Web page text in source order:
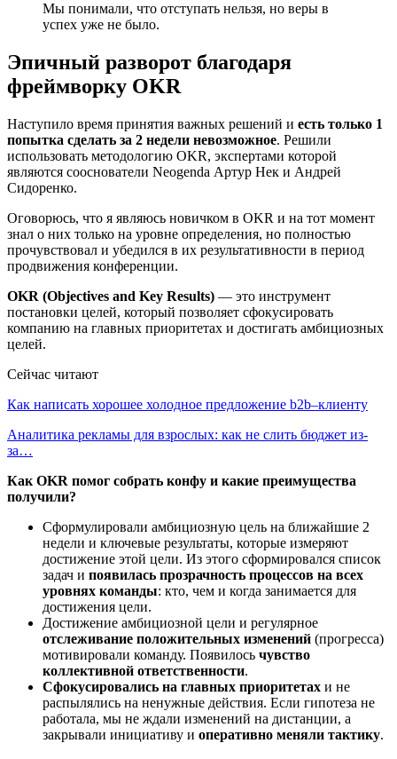
Мы понимали, что отступать нельзя, но веры в
успех уже не было.
Эпичный разворот благодаря
фреймворку OKR
Наступило время принятия важных решений и есть только 1
попытка сделать за 2 недели невозможное. Решили
использовать методологию OKR, экспертами которой
являются сооснователи Neogenda Артур Нек и Андрей
Сидоренко.
Оговорюсь, что я являюсь новичком в OKR и на тот момент
знал о них только на уровне определения, но полностью
прочувствовал и убедился в их результативности в период
продвижения конференции.
OKR (Objectives and Key Results) — это инструмент
постановки целей, который позволяет сфокусировать
компанию на главных приоритетах и достигать амбициозных
целей.
Сейчас читают
Как написать хорошее холодное предложение b2b–клиенту
Аналитика рекламы для взрослых: как не слить бюджет из-
за…
Как OKR помог собрать конфу и какие преимущества
получили?
Сформулировали амбициозную цель на ближайшие 2
недели и ключевые результаты, которые измеряют
достижение этой цели. Из этого сформировался список
задач и появилась прозрачность процессов на всех
уровнях команды: кто, чем и когда занимается для
достижения цели.
Достижение амбициозной цели и регулярное
отслеживание положительных изменений (прогресса)
мотивировали команду. Появилось чувство
коллективной ответственности.
Сфокусировались на главных приоритетах и не
распылялись на ненужные действия. Если гипотеза не
работала, мы не ждали изменений на дистанции, а
закрывали инициативу и оперативно меняли тактику.